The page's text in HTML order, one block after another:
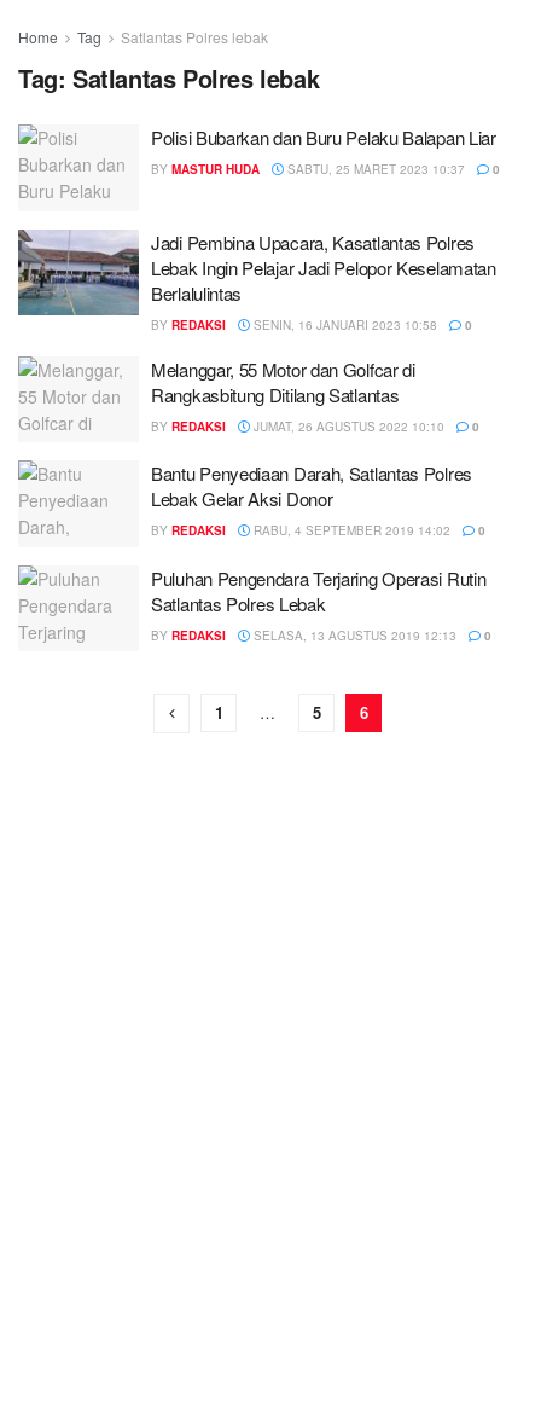
Home Tag Satlantas Polres lebak
Tag: Satlantas Polres lebak
Polisi Bubarkan dan Buru Pelaku Balapan Liar
BY MASTUR HUDA SABTU, 25 MARET 2023 10:37 0
Jadi Pembina Upacara, Kasatlantas Polres
Lebak Ingin Pelajar Jadi Pelopor Keselamatan
Berlalulintas
BY REDAKSI SENIN, 16 JANUARI 2023 10:58 0
Melanggar, 55 Motor dan Golfcar di
Rangkasbitung Ditilang Satlantas
BY REDAKSI JUMAT, 26 AGUSTUS 2022 10:10 0
Bantu Penyediaan Darah, Satlantas Polres
Lebak Gelar Aksi Donor
BY REDAKSI RABU, 4 SEPTEMBER 2019 14:02 0
Puluhan Pengendara Terjaring Operasi Rutin
Satlantas Polres Lebak
BY REDAKSI SELASA, 13 AGUSTUS 2019 12:13 0
1 … 5 6